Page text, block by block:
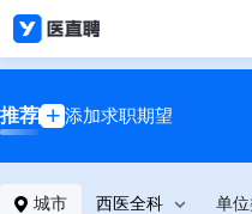
推荐 添加求职期望
城市 西医全科 单